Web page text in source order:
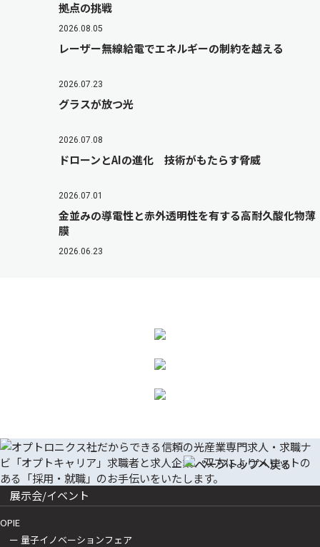
拠点の挑戦
2026.08.05
レーザー無線給電でエネルギーの制約を越える
2026.07.23
グラスが放つ光
2026.07.08
ドローンとAIの進化 技術がもたらす脅威
2026.07.01
金並みの導電性と赤外透明性を有する高耐久酸化物薄
膜
2026.06.23
展示会/イベント
OPIE
ー 量子イノベーションフェア